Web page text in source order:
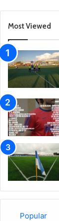
Most Viewed
Popular